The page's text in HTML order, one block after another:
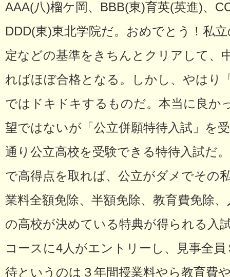
AAA(八)榴ケ岡、BBB(東)育英(英進)、
DDD(東)東北学院だ。おめでとう！私
定などの基準をきちんとクリアして、
ればほぼ合格となる。しかし、やはり
ではドキドキするものだ。本当に良
望ではないが「公立併願特待入試」を
通り公立高校を受験できる特待入試だ
で高得点を取れば、公立がダメでその
業料全額免除、半額免除、教育費免除
の高校が決めている特典が得られる入
コースに4人がエントリーし、見事全
待というのは３年間授業料やら教育費